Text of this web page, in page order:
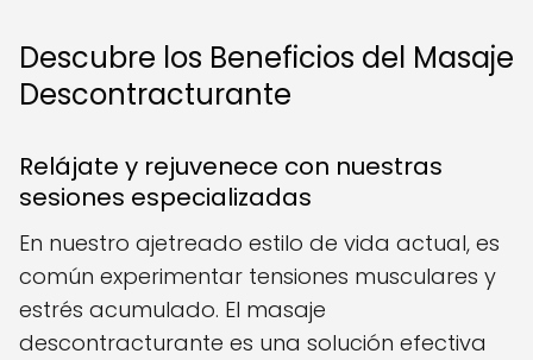
Descubre los Beneficios del Masaje
Descontracturante
Relájate y rejuvenece con nuestras
sesiones especializadas
En nuestro ajetreado estilo de vida actual, es
común experimentar tensiones musculares y
estrés acumulado. El masaje
descontracturante es una solución efectiva